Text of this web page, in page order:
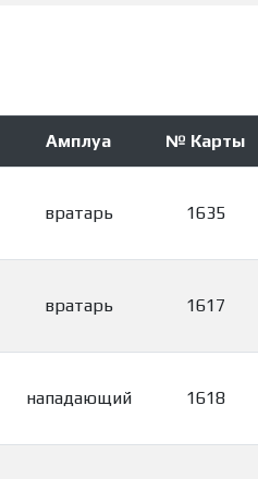
Амплуа № Карты
вратарь 1635
вратарь 1617
нападающий 1618